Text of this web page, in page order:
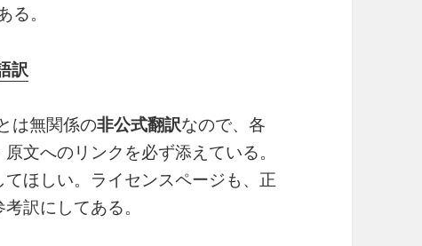
る。
訳
は無関係の非公式翻訳なので、各
文へのリンクを必ず添えている。
ほしい。ライセンスページも、正
訳にしてある。